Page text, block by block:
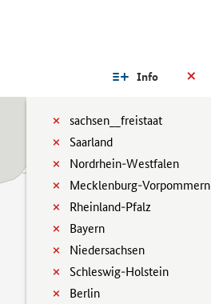
Info
sachsen__freistaat
Saarland
Nordrhein-Westfalen
Mecklenburg-Vorpommern
Rheinland-Pfalz
Bayern
Niedersachsen
Schleswig-Holstein
Berlin